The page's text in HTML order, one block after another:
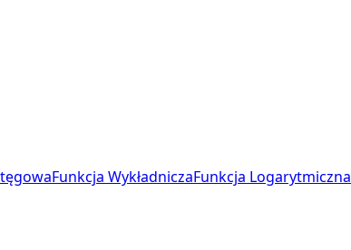
Funkcja WykładniczaFunkcja Logarytmiczna